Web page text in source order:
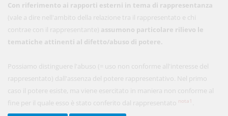
Con riferimento ai rapporti esterni in tema di rappresentanza
(vale a dire nell'ambito della relazione tra il rappresentato e chi
contrae con il rappresentante) assumono particolare rilievo le
tematiche attinenti al difetto/abuso di potere.
Possiamo distinguere l'abuso (= uso non conforme all'interesse del
rappresentato) dall'assenza del potere rappresentativo. Nel primo
caso il potere esiste, ma viene esercitato in maniera non conforme al
fine per il quale esso è stato conferito dal rappresentato nota1
anziché
Acquista ora
48,00 € MENSILI
Acquista ora